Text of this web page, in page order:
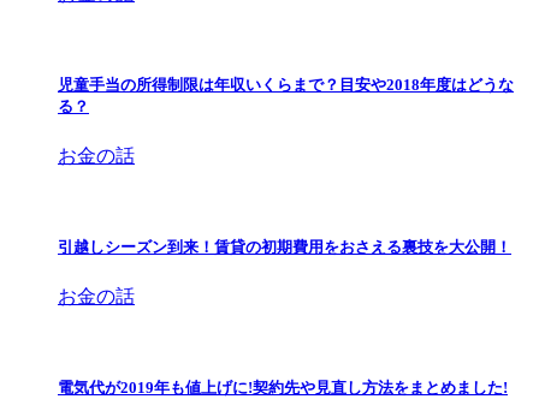
児童手当の所得制限は年収いくらまで？目安や2018年度はどうな
る？
お金の話
引越しシーズン到来！賃貸の初期費用をおさえる裏技を大公開！
お金の話
電気代が2019年も値上げに!契約先や見直し方法をまとめました!